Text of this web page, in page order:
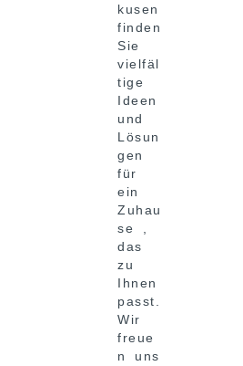
kusen
finden
Sie
vielfäl
tige
Ideen
und
Lösun
gen
für
ein
Zuhau
se ,
das
zu
Ihnen
passt.
Wir
freue
n uns